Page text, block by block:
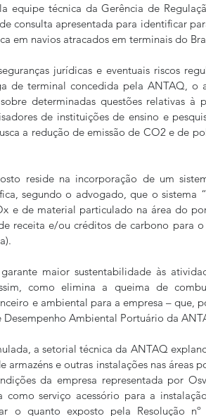
equipe técnica da Gerência de
consulta apresentada para identificar
em navios atracados em terminais do
jurídicas e eventuais riscos
de terminal concedida pela ANTAQ,
determinadas questões relativas à
de instituições de ensino e
a redução de emissão de CO2 e de
reside na incorporação de um
segundo o advogado, que o sistema
e de material particulado na área do
receita e/ou créditos de carbono para
maior sustentabilidade às
como elimina a queima de
e ambiental para a empresa – que,
Ambiental Portuário da
a setorial técnica da ANTAQ
e outras instalações nas áreas
da empresa representada por
como serviço acessório para a
o quanto exposto pela Resolução